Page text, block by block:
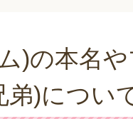
)の本名
)につい